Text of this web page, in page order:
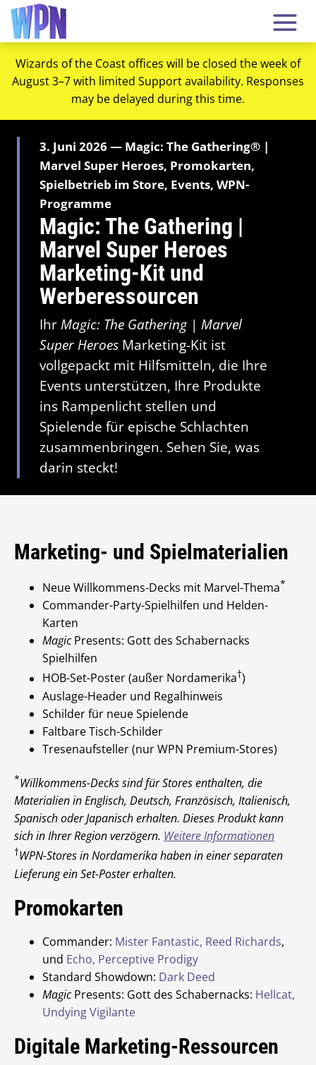
Wizards of the Coast offices will be closed the week of
August 3–7 with limited Support availability. Responses
may be delayed during this time.
3. Juni 2026 — Magic: The Gathering® |
Marvel Super Heroes, Promokarten,
Spielbetrieb im Store, Events, WPN-
Programme
Magic: The Gathering |
Marvel Super Heroes
Marketing-Kit und
Werberessourcen
IhrMagic: The Gathering| Marvel
Super Heroes Marketing-Kit ist
vollgepackt mit Hilfsmitteln, die Ihre
Events unterstützen, Ihre Produkte
ins Rampenlicht stellen und
Spielende für epische Schlachten
zusammenbringen. Sehen Sie, was
darin steckt!
Marketing- und Spielmaterialien
Neue Willkommens-Decks mit Marvel-Thema*
Commander-Party-Spielhilfen und Helden-
Karten
MagicPresents: Gott des Schabernacks
Spielhilfen
HOB-Set-Poster (außer Nordamerika†)
Auslage-Header und Regalhinweis
Schilder für neue Spielende
Faltbare Tisch-Schilder
Tresenaufsteller (nur WPN Premium-Stores)
*Willkommens-Decks sind für Stores enthalten, die
Materialien in Englisch, Deutsch, Französisch, Italienisch,
Spanisch oder Japanisch erhalten. Dieses Produkt kann
sich in Ihrer Region verzögern. Weitere Informationen
†WPN-Stores in Nordamerika haben in einer separaten
Lieferung ein Set-Poster erhalten.
Promokarten
Commander: Mister Fantastic, Reed Richards,
und Echo, Perceptive Prodigy
Standard Showdown: Dark Deed
MagicPresents: Gott des Schabernacks: Hellcat,
Undying Vigilante
Digitale Marketing-Ressourcen